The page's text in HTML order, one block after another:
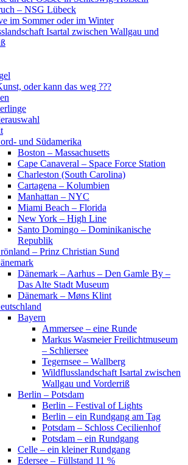
– NSG Lübeck
im Sommer oder im Winter
Isartal zwischen Wallgau und
oder kann das weg ???
und Südamerika
Boston – Massachusetts
Cape Canaveral – Space Force Station
Charleston (South Carolina)
Cartagena – Kolumbien
Manhattan – NYC
Miami Beach – Florida
New York – High Line
Santo Domingo – Dominikanische
Republik
– Prinz Christian Sund
Dänemark – Aarhus – Den Gamle By –
Das Alte Stadt Museum
Dänemark – Møns Klint
Bayern
Ammersee – eine Runde
Markus Wasmeier Freilichtmuseum
– Schliersee
Tegernsee – Wallberg
Wildflusslandschaft Isartal zwischen
Wallgau und Vorderriß
Berlin – Potsdam
Berlin – Festival of Lights
Berlin – ein Rundgang am Tag
Potsdam – Schloss Cecilienhof
Potsdam – ein Rundgang
Celle – ein kleiner Rundgang
Edersee – Füllstand 11 %